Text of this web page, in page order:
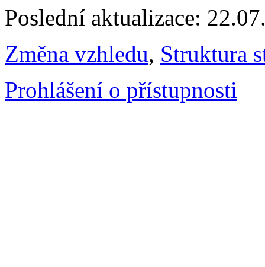
Poslední aktualizace:
Změna vzhledu, Struktura
Prohlášení o přístupnosti